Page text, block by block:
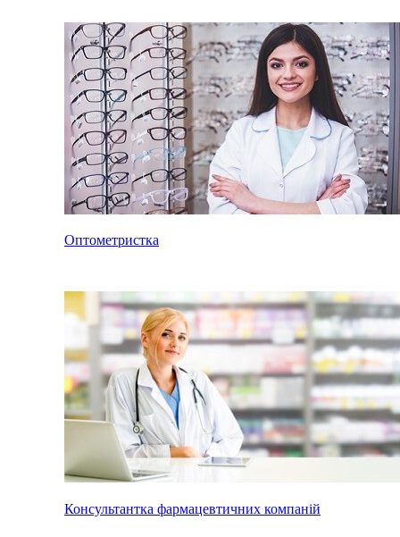
Оптометристка
Консультантка фармацевтичних компаній